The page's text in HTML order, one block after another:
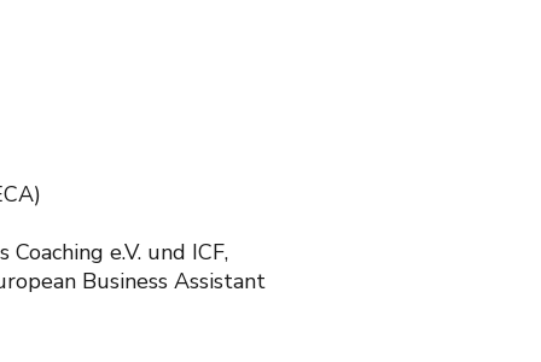
e.V. und ICF,
Business Assistant